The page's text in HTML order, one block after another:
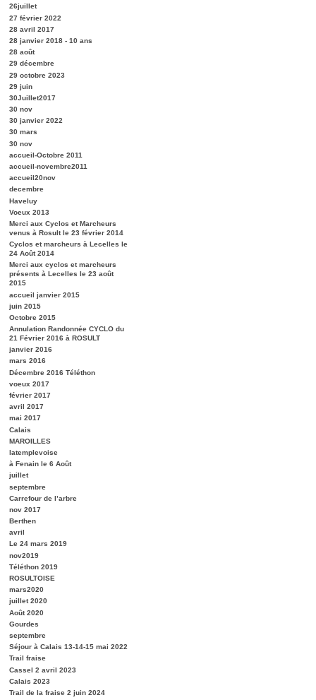
26juillet
27 février 2022
28 avril 2017
28 janvier 2018 - 10 ans
28 août
29 décembre
29 octobre 2023
29 juin
30Juillet2017
30 nov
30 janvier 2022
30 mars
30 nov
accueil-Octobre 2011
accueil-novembre2011
accueil20nov
decembre
Haveluy
Voeux 2013
Merci aux Cyclos et Marcheurs
venus à Rosult le 23 février 2014
Cyclos et marcheurs à Lecelles le
24 Août 2014
Merci aux cyclos et marcheurs
présents à Lecelles le 23 août
2015
accueil janvier 2015
juin 2015
Octobre 2015
Annulation Randonnée CYCLO du
21 Février 2016 à ROSULT
janvier 2016
mars 2016
Décembre 2016 Téléthon
voeux 2017
février 2017
avril 2017
mai 2017
Calais
MAROILLES
latemplevoise
à Fenain le 6 Août
juillet
septembre
Carrefour de l’arbre
nov 2017
Berthen
avril
Le 24 mars 2019
nov2019
Téléthon 2019
ROSULTOISE
mars2020
juillet 2020
Août 2020
Gourdes
septembre
Séjour à Calais 13-14-15 mai 2022
Trail fraise
Cassel 2 avril 2023
Calais 2023
Trail de la fraise 2 juin 2024